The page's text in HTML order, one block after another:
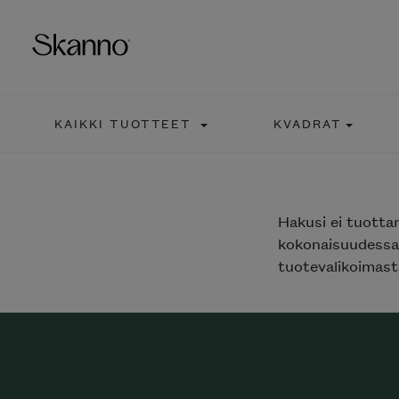
KAIKKI TUOTTEET KVADRAT
Hakusi ei